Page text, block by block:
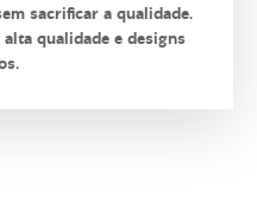
sacrificar a qualidade.
qualidade e designs